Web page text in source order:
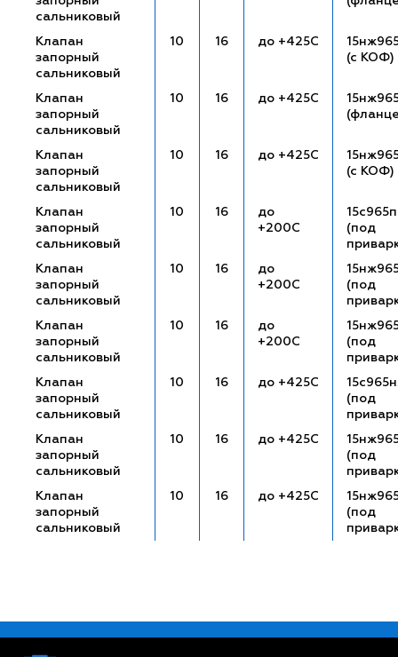
сальниковый
Клапан
запорный
сальниковый
10 16 до +425С
(с КОФ)
Клапан
запорный
сальниковый
10 16 до +425С
Клапан
запорный
сальниковый
10 16 до +425С
(с КОФ)
Клапан
запорный
сальниковый
10 16
до
+200С
(под
Клапан
запорный
сальниковый
10 16
до
+200С
(под
Клапан
запорный
сальниковый
10 16
до
+200С
(под
Клапан
запорный
сальниковый
10 16 до +425С
(под
Клапан
запорный
сальниковый
10 16 до +425С
(под
Клапан
запорный
сальниковый
10 16 до +425С
(под